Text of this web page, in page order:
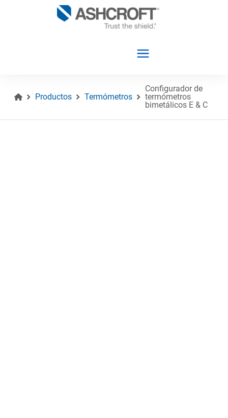
Productos Termómetros
Configurador de
termómetros
bimetálicos E & C